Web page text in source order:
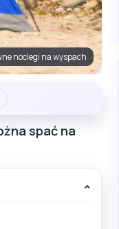
noclegi na wyspach
spać na